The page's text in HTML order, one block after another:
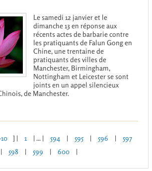
Le samedi 12 janvier et le
dimanche 13 en réponse aux
récents actes de barbarie contre
les pratiquants de Falun Gong en
Chine, une trentaine de
pratiquants des villes de
Manchester, Birmingham,
Nottingham et Leicester se sont
joints en un appel silencieux
de Manchester.
] | 1 | ... | 594 | 595 | 596 |
597
|
598 | 599 | 600 |